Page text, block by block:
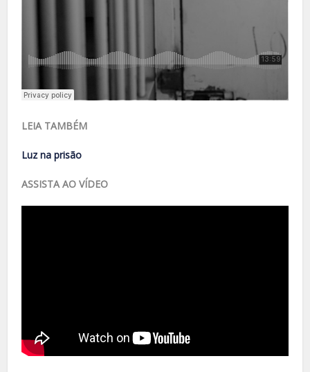
LEIA TAMBÉM
Luz na prisão
ASSISTA AO VÍDEO